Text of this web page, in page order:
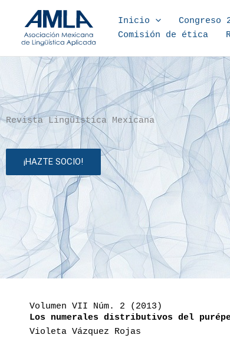
Inicio
Congreso
Comisión de ética
Revista Lingüística Mexicana
¡HAZTE SOCIO!
Volumen VII Núm. 2 (2013)
Los numerales distributivos del
Violeta Vázquez Rojas